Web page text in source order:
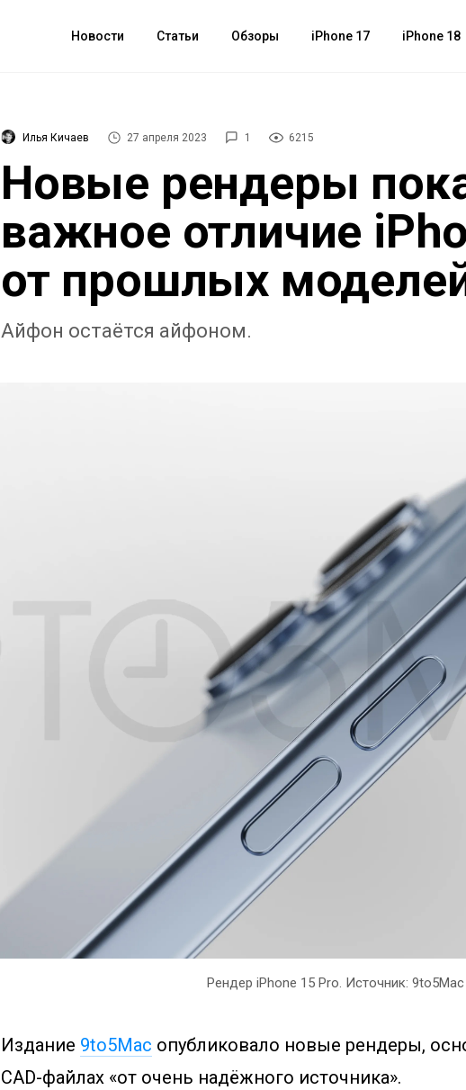
Новости Статьи Обзоры iPhone 17 iPhone 18
Илья Кичаев 27 апреля 2023 1 6215
Новые рендеры
важное отличие
от прошлых
Айфон остаётся айфоном.
Рендер iPhone 15 Pro. Источник: 9to5Mac
Издание 9to5Mac опубликовало новые рендеры,
CAD-файлах «от очень надёжного источника».